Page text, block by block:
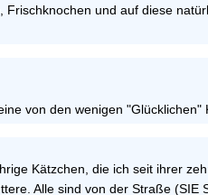
Frischknochen und auf diese
von den wenigen
Kätzchen, die ich seit ihrer
Alle sind von der Straße (SIE